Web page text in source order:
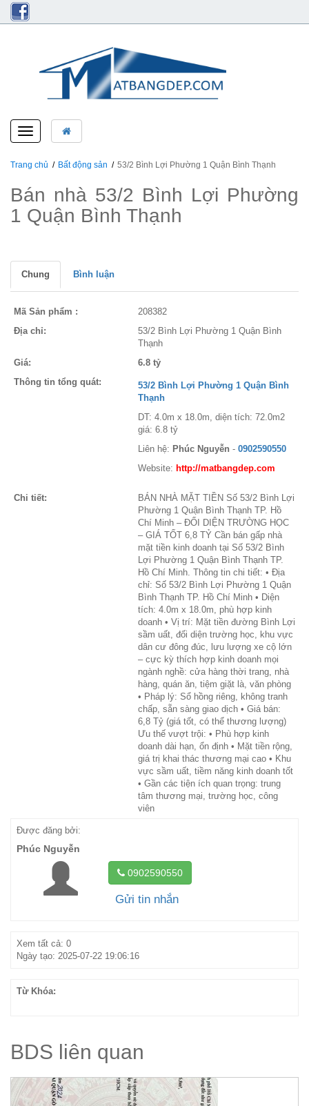
Toggle
navigation
Trang chủ Bất động sản 53/2 Bình Lợi Phường 1 Quận Bình Thạnh
Bán nhà 53/2 Bình Lợi Phường
1 Quận Bình Thạnh
Chung Bình luận
Mã Sản phẩm :
208382
Địa chỉ:
53/2 Bình Lợi Phường 1 Quận Bình
Thạnh
Giá:
6.8 tỷ
Thông tin tổng quát:
53/2 Bình Lợi Phường 1 Quận Bình
Thạnh
DT: 4.0m x 18.0m, diện tích: 72.0m2
giá: 6.8 tỷ
Liên hệ: Phúc Nguyễn - 0902590550
Website: http://matbangdep.com
Chi tiết:
BÁN NHÀ MẶT TIỀN Số 53/2 Bình Lợi
Phường 1 Quận Bình Thạnh TP. Hồ
Chí Minh – ĐỐI DIỆN TRƯỜNG HỌC
– GIÁ TỐT 6,8 TỶ Cần bán gấp nhà
mặt tiền kinh doanh tại Số 53/2 Bình
Lợi Phường 1 Quận Bình Thạnh TP.
Hồ Chí Minh. Thông tin chi tiết: • Địa
chỉ: Số 53/2 Bình Lợi Phường 1 Quận
Bình Thạnh TP. Hồ Chí Minh • Diện
tích: 4.0m x 18.0m, phù hợp kinh
doanh • Vị trí: Mặt tiền đường Bình Lợi
sầm uất, đối diện trường học, khu vực
dân cư đông đúc, lưu lượng xe cộ lớn
– cực kỳ thích hợp kinh doanh mọi
ngành nghề: cửa hàng thời trang, nhà
hàng, quán ăn, tiệm giặt là, văn phòng
• Pháp lý: Sổ hồng riêng, không tranh
chấp, sẵn sàng giao dịch • Giá bán:
6,8 Tỷ (giá tốt, có thể thương lượng)
Ưu thế vượt trội: • Phù hợp kinh
doanh dài hạn, ổn định • Mặt tiền rộng,
giá trị khai thác thương mại cao • Khu
vực sầm uất, tiềm năng kinh doanh tốt
• Gần các tiện ích quan trọng: trung
tâm thương mại, trường học, công
viên
Được đăng bởi:
Phúc Nguyễn
0902590550
Gửi tin nhắn
Xem tất cả: 0
Ngày tạo: 2025-07-22 19:06:16
Từ Khóa:
BDS liên quan